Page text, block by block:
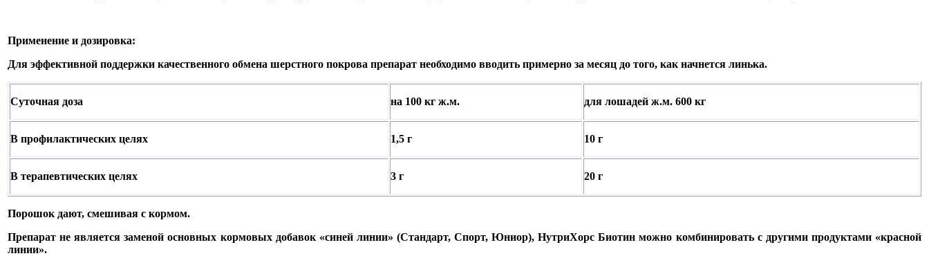
Применение и дозировка:
Для эффективной поддержки качественного обмена шерстного покрова препарат необходимо вводить примерно за месяц до того, как начнется линька.
Суточная доза на 100 кг ж.м. для лошадей ж.м. 600 кг
В профилактических целях 1,5 г 10 г
В терапевтических целях 3 г 20 г
Порошок дают, смешивая с кормом.
Препарат не является заменой основных кормовых добавок «синей линии» (Стандарт, Спорт, Юниор), НутриХорс Биотин можно комбинировать с другими продуктами «красной
линии».